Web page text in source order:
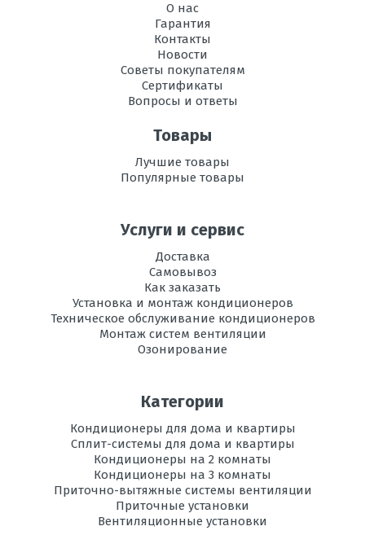
О нас
Гарантия
Контакты
Новости
Советы покупателям
Сертификаты
Вопросы и ответы
Товары
Лучшие товары
Популярные товары
Услуги и сервис
Доставка
Самовывоз
Как заказать
Установка и монтаж кондиционеров
Техническое обслуживание кондиционеров
Монтаж систем вентиляции
Озонирование
Категории
Кондиционеры для дома и квартиры
Сплит-системы для дома и квартиры
Кондиционеры на 2 комнаты
Кондиционеры на 3 комнаты
Приточно-вытяжные системы вентиляции
Приточные установки
Вентиляционные установки